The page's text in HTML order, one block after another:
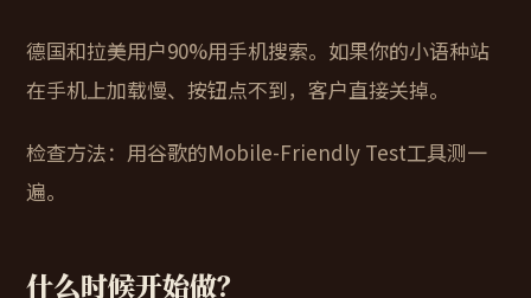
德国和拉美用户90%用手机搜索。如果你的小语种站
在手机上加载慢、按钮点不到，客户直接关掉。
检查方法：用谷歌的Mobile-Friendly Test工具测一
遍。
什么时候开始做？